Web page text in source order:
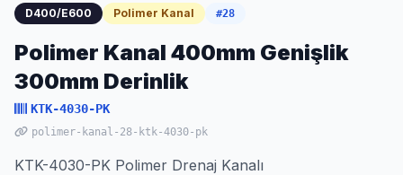
D400/E600 Polimer Kanal #28
Polimer Kanal 400mm Genişlik
300mm Derinlik
KTK-4030-PK
polimer-kanal-28-ktk-4030-pk
KTK-4030-PK Polimer Drenaj Kanalı